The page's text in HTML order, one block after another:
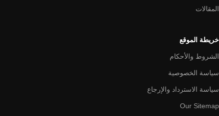
المقالات
خريطة الموقع
الشروط والأحكام
سياسة الخصوصية
سياسة الاسترداد والإرجاع
Our Sitemap